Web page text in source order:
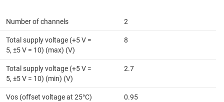
Number of channels 2
Total supply voltage (+5 V =
5, ±5 V = 10) (max) (V)
8
Total supply voltage (+5 V =
5, ±5 V = 10) (min) (V)
2.7
Vos (offset voltage at 25°C)
0.95